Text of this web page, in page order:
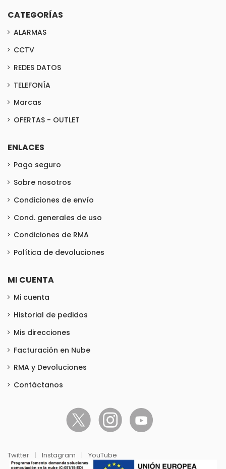
CATEGORÍAS
ALARMAS
CCTV
REDES DATOS
TELEFONÍA
Marcas
OFERTAS - OUTLET
ENLACES
Pago seguro
Sobre nosotros
Condiciones de envío
Cond. generales de uso
Condiciones de RMA
Política de devoluciones
MI CUENTA
Mi cuenta
Historial de pedidos
Mis direcciones
Facturación en Nube
RMA y Devoluciones
Contáctanos
Twitter | Instagram | YouTube